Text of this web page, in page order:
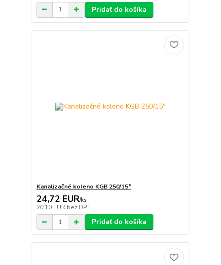
Pridať do košíka
Kanalizačné koleno KGB 250/15°
24,72 EUR/ks
20,10 EUR bez DPH
Pridať do košíka